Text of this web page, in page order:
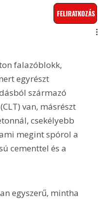
FELIRATKOZÁS
falazóblokk,
egyrészt
származó
van, másrészt
csekélyebb
megint spórol a
cementtel és a
egyszerű, mintha